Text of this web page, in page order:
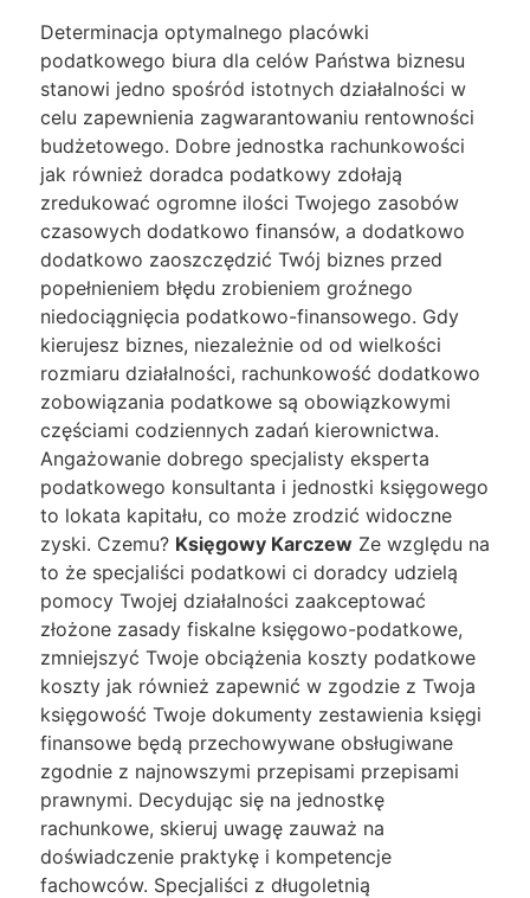
Determinacja optymalnego placówki
podatkowego biura dla celów Państwa biznesu
stanowi jedno spośród istotnych działalności w
celu zapewnienia zagwarantowaniu rentowności
budżetowego. Dobre jednostka rachunkowości
jak również doradca podatkowy zdołają
zredukować ogromne ilości Twojego zasobów
czasowych dodatkowo finansów, a dodatkowo
dodatkowo zaoszczędzić Twój biznes przed
popełnieniem błędu zrobieniem groźnego
niedociągnięcia podatkowo-finansowego. Gdy
kierujesz biznes, niezależnie od od wielkości
rozmiaru działalności, rachunkowość dodatkowo
zobowiązania podatkowe są obowiązkowymi
częściami codziennych zadań kierownictwa.
Angażowanie dobrego specjalisty eksperta
podatkowego konsultanta i jednostki księgowego
to lokata kapitału, co może zrodzić widoczne
zyski. Czemu? Księgowy Karczew Ze względu na
to że specjaliści podatkowi ci doradcy udzielą
pomocy Twojej działalności zaakceptować
złożone zasady fiskalne księgowo-podatkowe,
zmniejszyć Twoje obciążenia koszty podatkowe
koszty jak również zapewnić w zgodzie z Twoja
księgowość Twoje dokumenty zestawienia księgi
finansowe będą przechowywane obsługiwane
zgodnie z najnowszymi przepisami przepisami
prawnymi. Decydując się na jednostkę
rachunkowe, skieruj uwagę zauważ na
doświadczenie praktykę i kompetencje
fachowców. Specjaliści z długoletnią